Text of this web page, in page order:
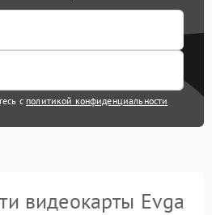
с политикой конфиденциальности
видеокарты Evga